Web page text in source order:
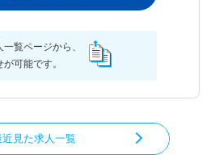
覧ページから、
可能です。
近見た求人一覧